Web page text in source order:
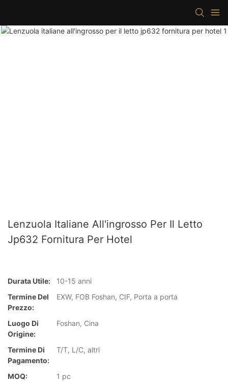
Lenzuola Italiane All'ingrosso Per Il Letto
Jp632 Fornitura Per Hotel
Durata Utile:
10-15 anni
Termine Del
Prezzo:
EXW, FOB Foshan, CIF, Porta a porta
Luogo Di
Origine:
Foshan, Cina
Termine Di
Pagamento:
T/T, L/C, altri
MOQ:
1 pc